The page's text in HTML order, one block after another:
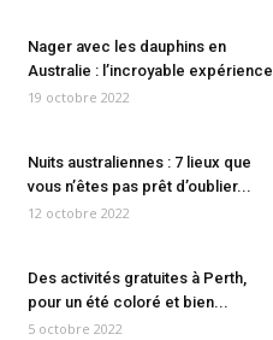
Nager avec les dauphins en
Australie : l’incroyable expérience
19 octobre 2022
Nuits australiennes : 7 lieux que
vous n’êtes pas prêt d’oublier...
12 octobre 2022
Des activités gratuites à Perth,
pour un été coloré et bien...
5 octobre 2022